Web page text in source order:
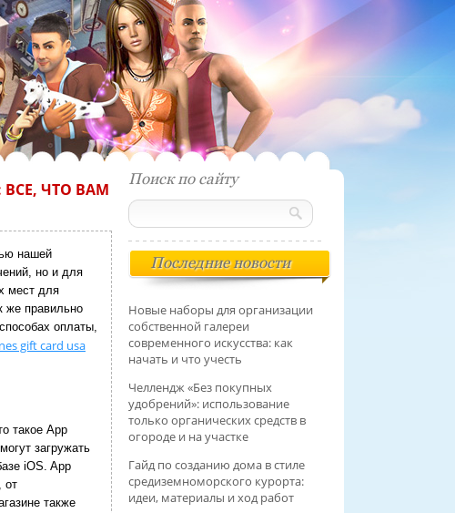
ВСЕ, ЧТО ВАМ
нашей
но и для
мест для
же правильно
оплаты,
gift card usa
такое App
загружать
iOS. App
от
также
Поиск по сайту
Последние новости
Новые наборы для организации
собственной галереи
современного искусства: как
начать и что учесть
Челлендж «Без покупных
удобрений»: использование
только органических средств в
огороде и на участке
Гайд по созданию дома в стиле
средиземноморского курорта:
идеи, материалы и ход работ